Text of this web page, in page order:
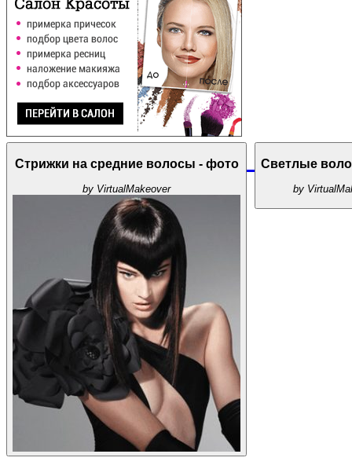
Стрижки на средние волосы - фото
by VirtualMakeover
Светлые
by